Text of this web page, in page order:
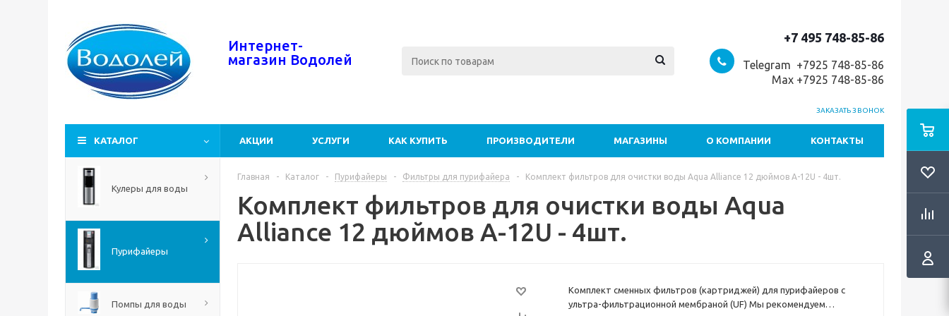
Интернет-
магазин Водолей
+7 495 748-85-86
Telegram +7925 748-85-86
Max +7925 748-85-86
ЗАКАЗАТЬ ЗВОНОК
КАТАЛОГ АКЦИИ УСЛУГИ КАК КУПИТЬ ПРОИЗВОДИТЕЛИ МАГАЗИНЫ О КОМПАНИИ КОНТАКТЫ
Кулеры для воды
Пурифайеры
Помпы для воды
Главная - Каталог - Пурифайеры - Фильтры для пурифайера - Комплект фильтров для очистки воды Aqua Alliance 12 дюймов A-12U - 4шт.
Комплект фильтров для очистки воды Aqua
Alliance 12 дюймов A-12U - 4шт.
Комплект сменных фильтров (картриджей) для пурифайеров с
ультра-фильтрационной мембраной (UF) Мы рекомендуем